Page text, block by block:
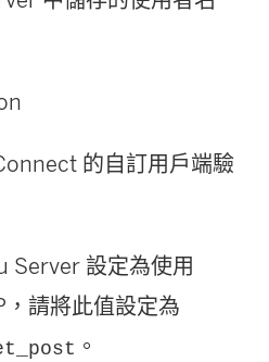
的自訂用戶端驗
Server 設定為使用
請將此值設定為
。